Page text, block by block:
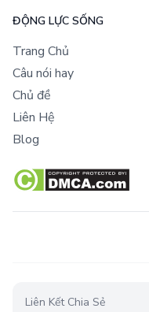
ĐỘNG LỰC SỐNG
Trang Chủ
Câu nói hay
Chủ đề
Liên Hệ
Blog
Liên Kết Chia Sẻ